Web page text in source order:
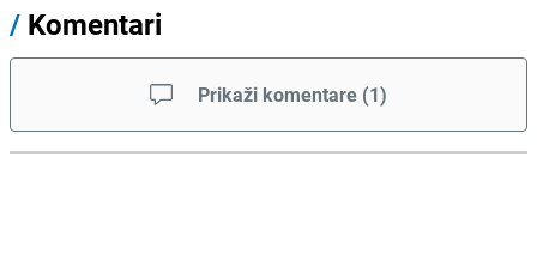
/ Komentari
Prikaži komentare (1)